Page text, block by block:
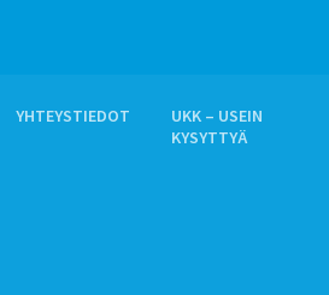
YHTEYSTIEDOT
UKK – USEIN
KYSYTTYÄ